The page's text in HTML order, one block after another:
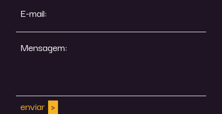
E-mail:
Mensagem:
enviar